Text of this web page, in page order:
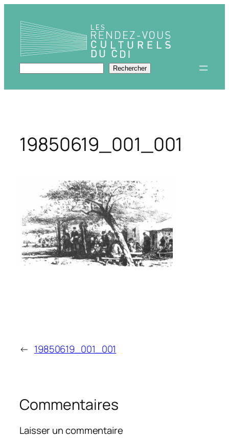
contenu
Rechercher Rechercher
19850619_001_001
← 19850619_001_001
Commentaires
Laisser un commentaire